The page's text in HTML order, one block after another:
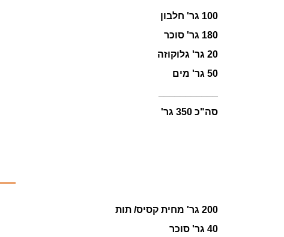
100 גר' חלבון
180 גר' סוכר
20 גר' גלוקוזה
50 גר' מים
סה"כ 350 גר'
200 גר' מחית קסיס/ תות
40 גר' סוכר